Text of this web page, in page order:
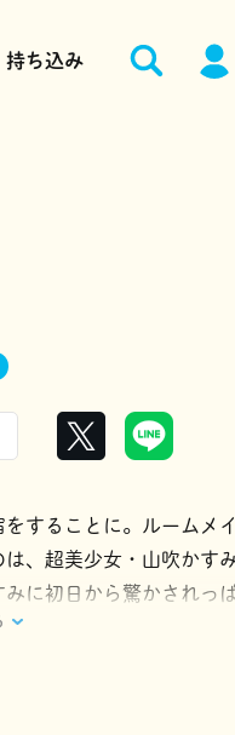
持ち込み
することに。ルームメ
、超美少女・山吹かす
に初日から驚かされっ
」気質が発動!? ペアの